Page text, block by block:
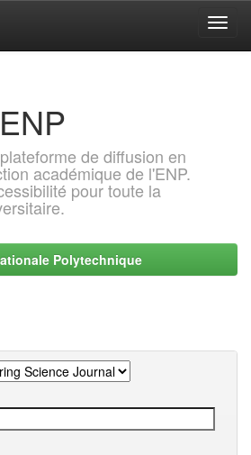
de diffusion en
académique de l'ENP.
pour toute la
Polytechnique